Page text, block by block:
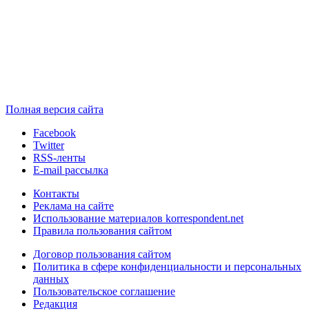
Полная версия сайта
Facebook
Twitter
RSS-ленты
E-mail рассылка
Контакты
Реклама на сайте
Использование материалов korrespondent.net
Правила пользования сайтом
Договор пользования сайтом
Политика в сфере конфиденциальности и персональных
данных
Пользовательское соглашение
Редакция